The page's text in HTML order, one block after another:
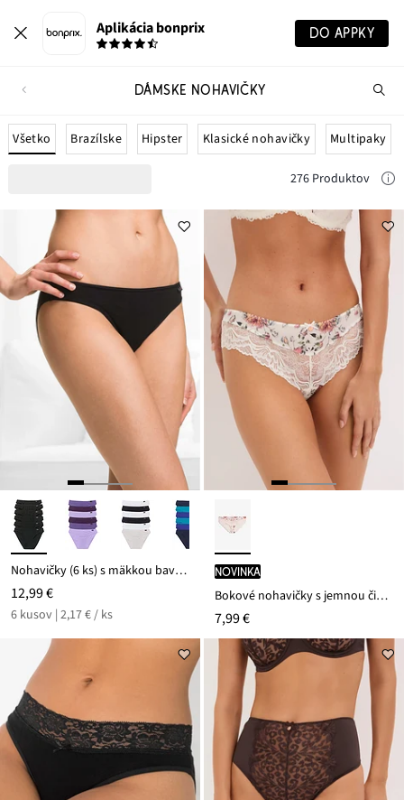
Aplikácia bonprix DO APPKY
DÁMSKE NOHAVIČKY
Všetko Brazílske Hipster Klasické nohavičky Multipaky
276 Produktov
Nohavičky (6 ks) s mäkkou bavlnou
12,99 €
6 kusov | 2,17 € / ks
novinka
Bokové nohavičky s jemnou čipkou
7,99 €